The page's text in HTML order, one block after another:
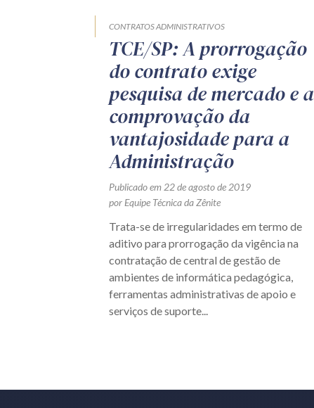
CONTRATOS ADMINISTRATIVOS
TCE/SP: A prorrogação
do contrato exige
pesquisa de mercado e a
comprovação da
vantajosidade para a
Administração
Publicado em 22 de agosto de 2019
por Equipe Técnica da Zênite
Trata-se de irregularidades em termo de
aditivo para prorrogação da vigência na
contratação de central de gestão de
ambientes de informática pedagógica,
ferramentas administrativas de apoio e
serviços de suporte...